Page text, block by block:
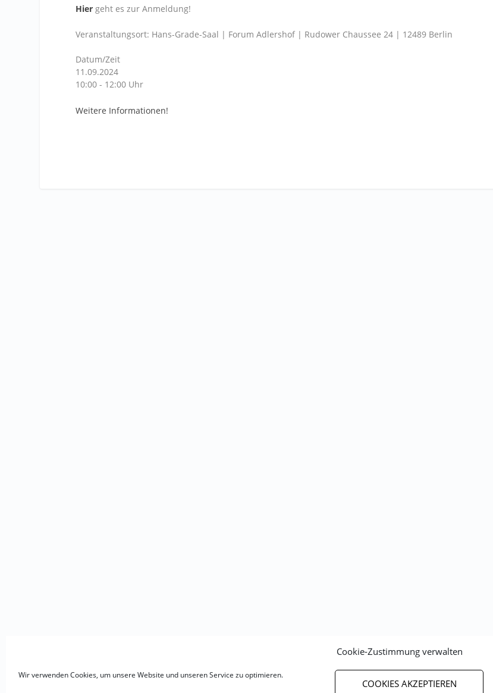
Cookie-Zustimmung verwalten
Wir verwenden Cookies, um unsere Website und unseren Service zu optimieren.
COOKIES AKZEPTIEREN
Hier geht es zur Anmeldung!
Veranstaltungsort: Hans-Grade-Saal | Forum Adlershof | Rudower Chaussee 24 | 12489 Berlin
Datum/Zeit
11.09.2024
10:00 - 12:00 Uhr
Weitere Informationen!